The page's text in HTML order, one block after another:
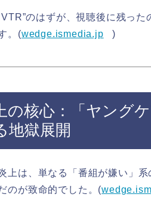
VTR”のはずが、視聴後に残っ
。(wedge.ismedia.jp )
の核心：「ヤング
地獄展開
上は、単なる「番組が嫌い」
のが致命的でした。(